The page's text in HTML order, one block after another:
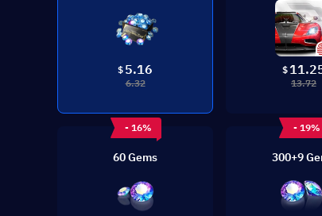
$ 5.16
6.32
$
13.72
- 16%
60 Gems
- 19%
300+9